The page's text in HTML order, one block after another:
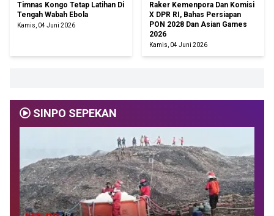
Timnas Kongo Tetap Latihan Di
Tengah Wabah Ebola
Kamis, 04 Juni 2026
Raker Kemenpora Dan Komisi
X DPR RI, Bahas Persiapan
PON 2028 Dan Asian Games
2026
Kamis, 04 Juni 2026
SINPO SEPEKAN